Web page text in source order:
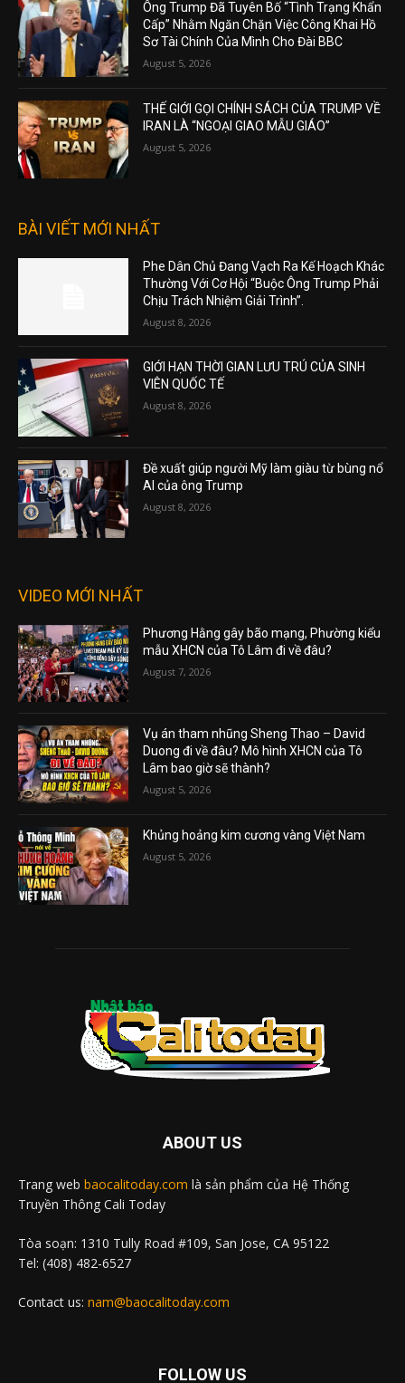
Ông Trump Đã Tuyên Bố “Tình Trạng Khẩn
Cấp” Nhằm Ngăn Chặn Việc Công Khai Hồ
Sơ Tài Chính Của Mình Cho Đài BBC
August 5, 2026
THẾ GIỚI GỌI CHÍNH SÁCH CỦA TRUMP VỀ
IRAN LÀ “NGOẠI GIAO MẪU GIÁO”
August 5, 2026
BÀI VIẾT MỚI NHẤT
Phe Dân Chủ Đang Vạch Ra Kế Hoạch Khác
Thường Với Cơ Hội “Buộc Ông Trump Phải
Chịu Trách Nhiệm Giải Trình”.
August 8, 2026
GIỚI HẠN THỜI GIAN LƯU TRÚ CỦA SINH
VIÊN QUỐC TẾ
August 8, 2026
Đề xuất giúp người Mỹ làm giàu từ bùng nổ
AI của ông Trump
August 8, 2026
VIDEO MỚI NHẤT
Phương Hằng gây bão mạng, Phường kiểu
mẫu XHCN của Tô Lâm đi về đâu?
August 7, 2026
Vụ án tham nhũng Sheng Thao – David
Duong đi về đâu? Mô hình XHCN của Tô
Lâm bao giờ sẽ thành?
August 5, 2026
Khủng hoảng kim cương vàng Việt Nam
August 5, 2026
ABOUT US
Trang web baocalitoday.com là sản phẩm của Hệ Thống
Truyền Thông Cali Today
Tòa soạn: 1310 Tully Road #109, San Jose, CA 95122
Tel: (408) 482-6527
Contact us: nam@baocalitoday.com
FOLLOW US